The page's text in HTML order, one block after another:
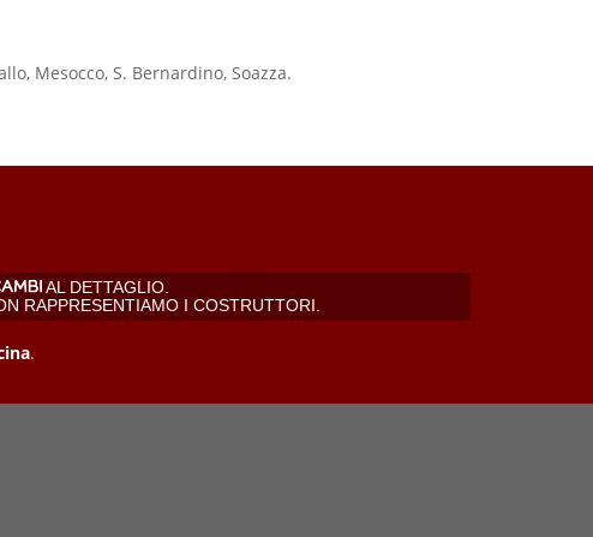
Mesocco, S. Bernardino, Soazza.
AL DETTAGLIO.
RAPPRESENTIAMO I COSTRUTTORI.
.